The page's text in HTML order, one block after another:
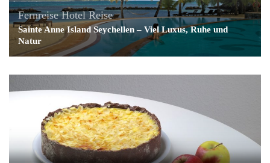
Fernreise Hotel Reise
Sainte Anne Island Seychellen – Viel Luxus, Ruhe und
Natur